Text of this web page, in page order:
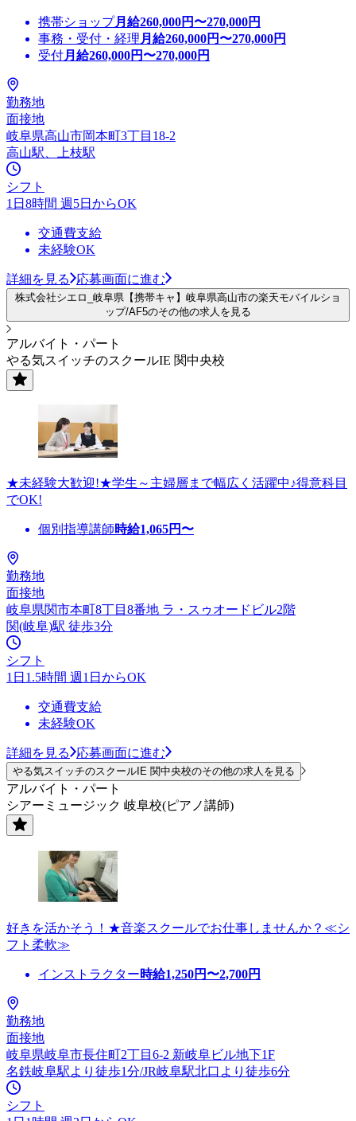
携帯ショップ月給260,000円〜270,000円
事務・受付・経理 月給260,000円〜270,000円
受付月給260,000円〜270,000円
勤務地
面接地
岐阜県高山市岡本町3丁目18-2
高山駅、上枝駅
シフト
1日8時間 週5日からOK
交通費支給
未経験OK
詳細を見る 応募画面に進む
株式会社シエロ_岐阜県【携帯キャ】岐阜県高山市の楽天モバイルショ
ップ/AF5のその他の求人を見る
アルバイト・パート
やる気スイッチのスクールIE 関中央校
★未経験大歓迎!★学生～主婦層まで幅広く活躍中♪得意科目
でOK!
個別指導講師時給1,065円〜
勤務地
面接地
岐阜県関市本町8丁目8番地 ラ・スゥオードビル2階
関(岐阜)駅 徒歩3分
シフト
1日1.5時間 週1日からOK
交通費支給
未経験OK
詳細を見る 応募画面に進む
やる気スイッチのスクールIE 関中央校のその他の求人を見る
アルバイト・パート
シアーミュージック 岐阜校(ピアノ講師)
好きを活かそう！★音楽スクールでお仕事しませんか？≪シ
フト柔軟≫
インストラクター時給1,250円〜2,700円
勤務地
面接地
岐阜県岐阜市長住町2丁目6-2 新岐阜ビル地下1F
名鉄岐阜駅より徒歩1分/JR岐阜駅北口より徒歩6分
シフト